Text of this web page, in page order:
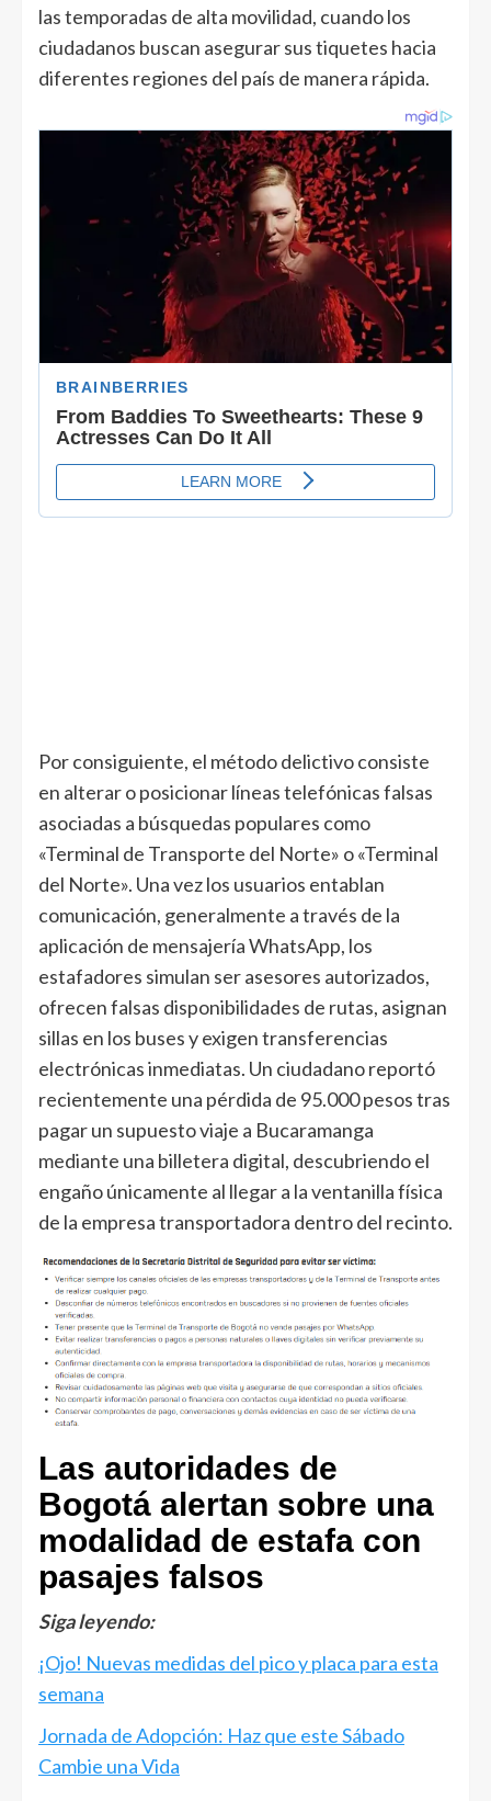
las temporadas de alta movilidad, cuando los
ciudadanos buscan asegurar sus tiquetes hacia
diferentes regiones del país de manera rápida.
Por consiguiente, el método delictivo consiste
en alterar o posicionar líneas telefónicas falsas
asociadas a búsquedas populares como
«Terminal de Transporte del Norte» o «Terminal
del Norte». Una vez los usuarios entablan
comunicación, generalmente a través de la
aplicación de mensajería WhatsApp, los
estafadores simulan ser asesores autorizados,
ofrecen falsas disponibilidades de rutas, asignan
sillas en los buses y exigen transferencias
electrónicas inmediatas. Un ciudadano reportó
recientemente una pérdida de 95.000 pesos tras
pagar un supuesto viaje a Bucaramanga
mediante una billetera digital, descubriendo el
engaño únicamente al llegar a la ventanilla física
de la empresa transportadora dentro del recinto.
Las autoridades de
Bogotá alertan sobre una
modalidad de estafa con
pasajes falsos
Siga leyendo:
¡Ojo! Nuevas medidas del pico y placa para esta
semana
Jornada de Adopción: Haz que este Sábado
Cambie una Vida